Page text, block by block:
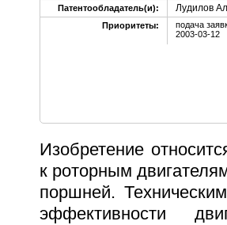
Патентообладатель(и):
Лудилов
Приоритеты:
подача
2003-03-12
Изобретение
к роторным
поршней.
эффективности